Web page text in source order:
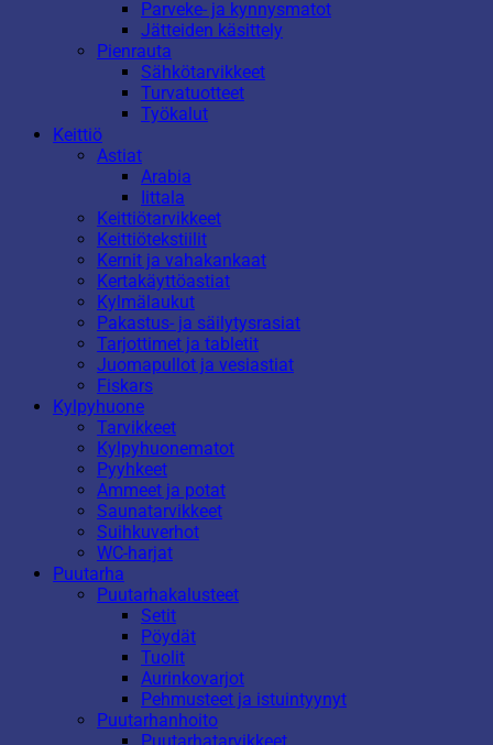
Parveke- ja kynnysmatot
Jätteiden käsittely
Pienrauta
Sähkötarvikkeet
Turvatuotteet
Työkalut
Keittiö
Astiat
Arabia
Iittala
Keittiötarvikkeet
Keittiötekstiilit
Kernit ja vahakankaat
Kertakäyttöastiat
Kylmälaukut
Pakastus- ja säilytysrasiat
Tarjottimet ja tabletit
Juomapullot ja vesiastiat
Fiskars
Kylpyhuone
Tarvikkeet
Kylpyhuonematot
Pyyhkeet
Ammeet ja potat
Saunatarvikkeet
Suihkuverhot
WC-harjat
Puutarha
Puutarhakalusteet
Setit
Pöydät
Tuolit
Aurinkovarjot
Pehmusteet ja istuintyynyt
Puutarhanhoito